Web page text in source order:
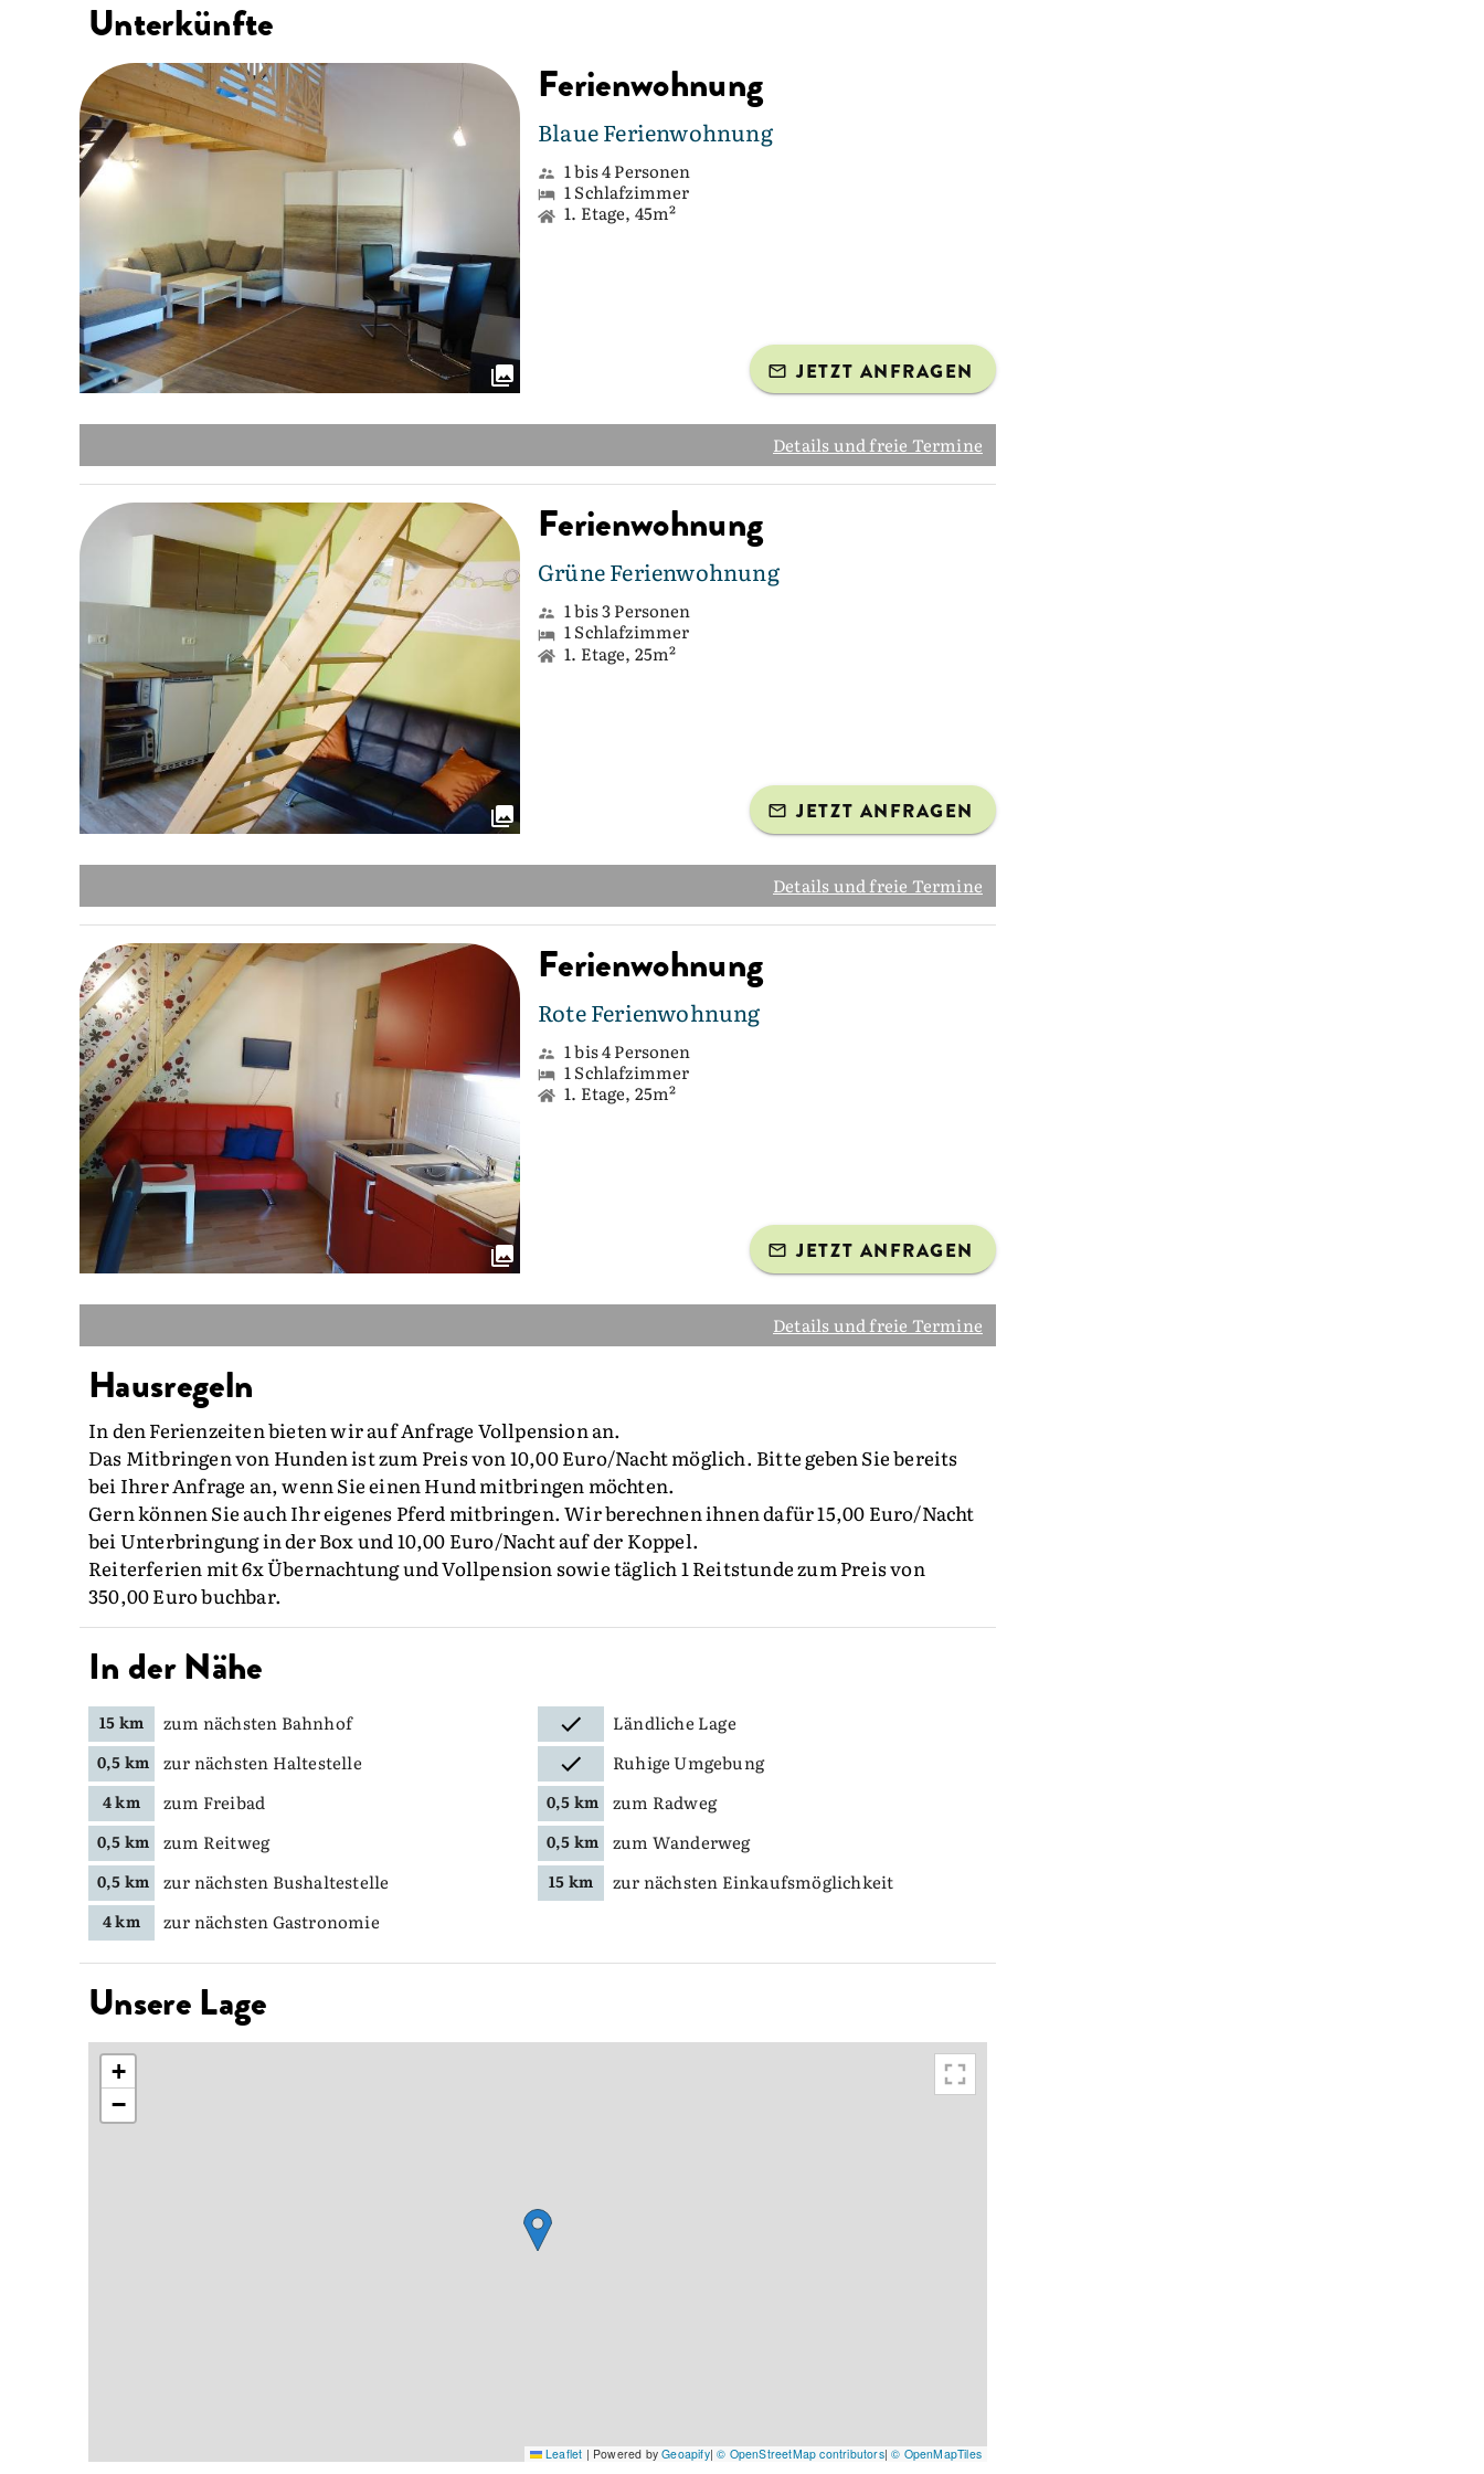
Unterkünfte
Ferienwohnung
Blaue Ferienwohnung
1 bis 4 Personen
1 Schlafzimmer
1. Etage, 45m²
JETZT ANFRAGEN
Details und freie Termine
Ferienwohnung
Grüne Ferienwohnung
1 bis 3 Personen
1 Schlafzimmer
1. Etage, 25m²
JETZT ANFRAGEN
Details und freie Termine
Ferienwohnung
Rote Ferienwohnung
1 bis 4 Personen
1 Schlafzimmer
1. Etage, 25m²
JETZT ANFRAGEN
Details und freie Termine
Hausregeln
In den Ferienzeiten bieten wir auf Anfrage Vollpension an.
Das Mitbringen von Hunden ist zum Preis von 10,00 Euro/Nacht möglich. Bitte geben Sie bereits
bei Ihrer Anfrage an, wenn Sie einen Hund mitbringen möchten.
Gern können Sie auch Ihr eigenes Pferd mitbringen. Wir berechnen ihnen dafür 15,00 Euro/Nacht
bei Unterbringung in der Box und 10,00 Euro/Nacht auf der Koppel.
Reiterferien mit 6x Übernachtung und Vollpension sowie täglich 1 Reitstunde zum Preis von
350,00 Euro buchbar.
In der Nähe
15 km zum nächsten Bahnhof Ländliche Lage
0,5 km zur nächsten Haltestelle Ruhige Umgebung
4 km zum Freibad 0,5 km zum Radweg
0,5 km zum Reitweg 0,5 km zum Wanderweg
0,5 km zur nächsten Bushaltestelle 15 km zur nächsten Einkaufsmöglichkeit
4 km zur nächsten Gastronomie
Unsere Lage
+
−
Leaflet | Powered byGeoapify|© OpenStreetMap contributors|© OpenMapTiles